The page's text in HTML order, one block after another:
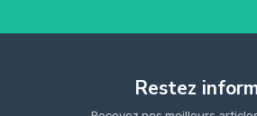
Restez